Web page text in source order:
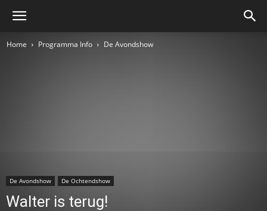
Home Programma Info De Avondshow
De Avondshow De Ochtendshow
Walter is terug!